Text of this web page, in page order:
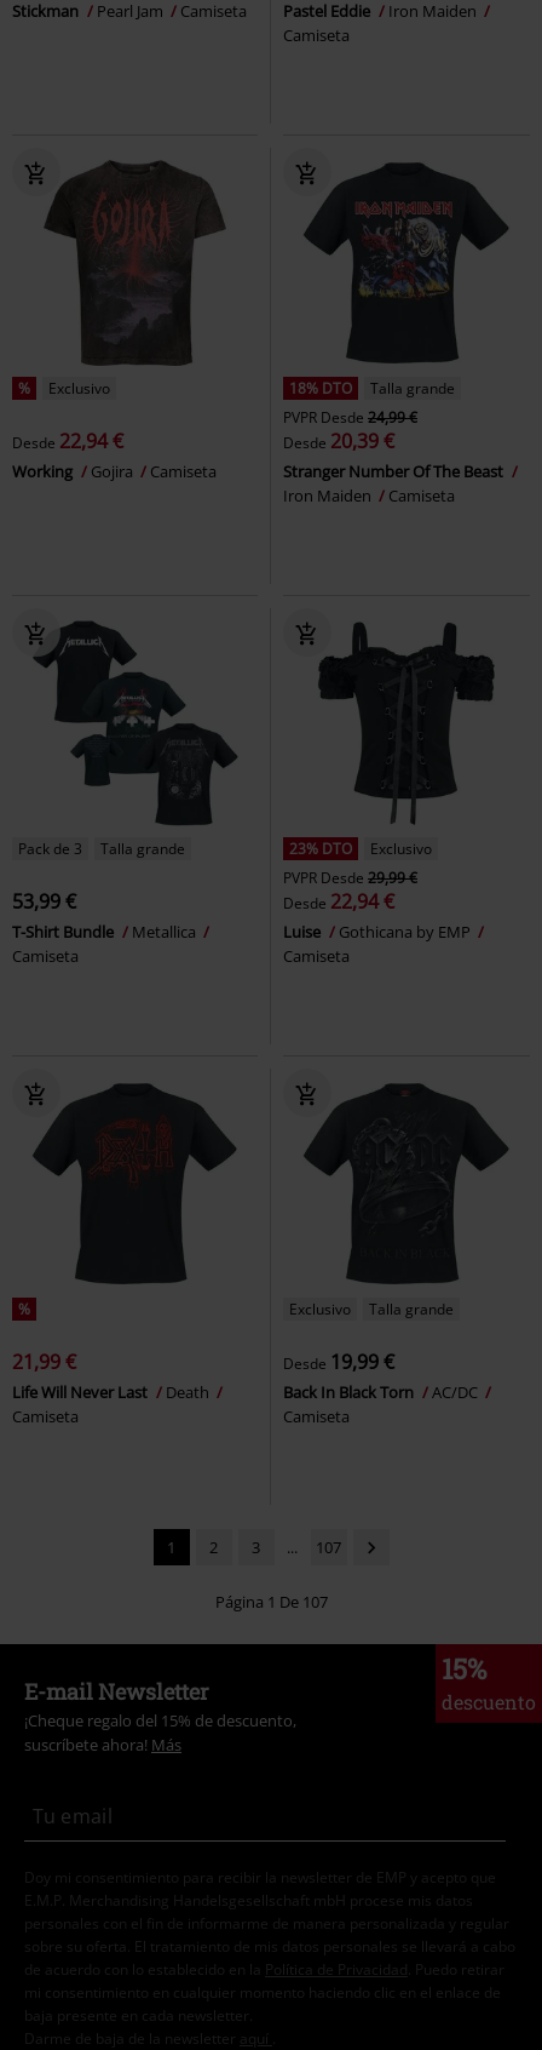
Stickman Pearl Jam Camiseta Pastel Eddie
Iron Maiden
Camiseta
% Exclusivo
Desde 22,94 €
Working Gojira Camiseta
18% DTO
Talla grande
PVPR Desde 24,99 €
Desde 20,39 €
Stranger Number Of The Beast
Iron Maiden
Camiseta
Pack de 3 Talla grande
53,99 €
T-Shirt Bundle
Metallica
Camiseta
23% DTO
Exclusivo
PVPR Desde 29,99 €
Desde 22,94 €
Luise
Gothicana by EMP
Camiseta
%
21,99 €
Life Will Never Last
Death
Camiseta
Exclusivo Talla grande
Desde 19,99 €
Back In Black Torn
AC/DC
Camiseta
1 2 3 ... 107
Página 1 De 107
15%
descuento
E-mail Newsletter
¡Cheque regalo del 15% de descuento,
suscríbete ahora! Más
Doy mi consentimiento para recibir la newsletter de EMP y acepto que
E.M.P. Merchandising Handelsgesellschaft mbH procese mis datos
personales con el fin de informarme de manera personalizada y regular
sobre su oferta. El tratamiento de mis datos personales se llevará a cabo
de acuerdo con lo establecido en la
Política de Privacidad . Puedo retirar
mi consentimiento en cualquier momento haciendo clic en el enlace de
baja presente en cada newsletter.
Darme de baja de la newsletter
aquí